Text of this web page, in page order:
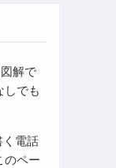
解で
しでも
電話
のペー